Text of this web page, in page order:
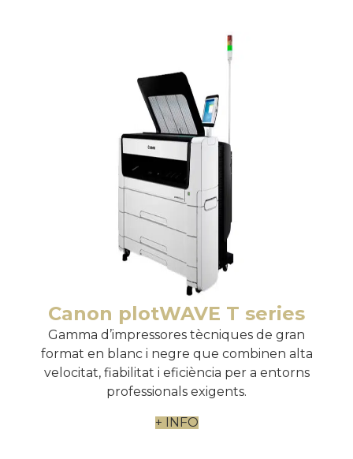
Canon plotWAVE T series
Gamma d’impressores tècniques de gran
format en blanc i negre que combinen alta
velocitat, fiabilitat i eficiència per a entorns
professionals exigents.
+ INFO